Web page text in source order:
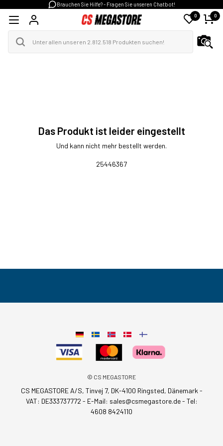
Brauchen Sie Hilfe? - Fragen Sie unseren Chatbot!
0 0
Das Produkt ist leider eingestellt
Und kann nicht mehr bestellt werden.
25446367
© CS MEGASTORE
CS MEGASTORE A/S, Tinvej 7, DK-4100 Ringsted, Dänemark -
VAT: DE333737772 - E-Mail: sales@csmegastore.de- Tel:
4608 8424110